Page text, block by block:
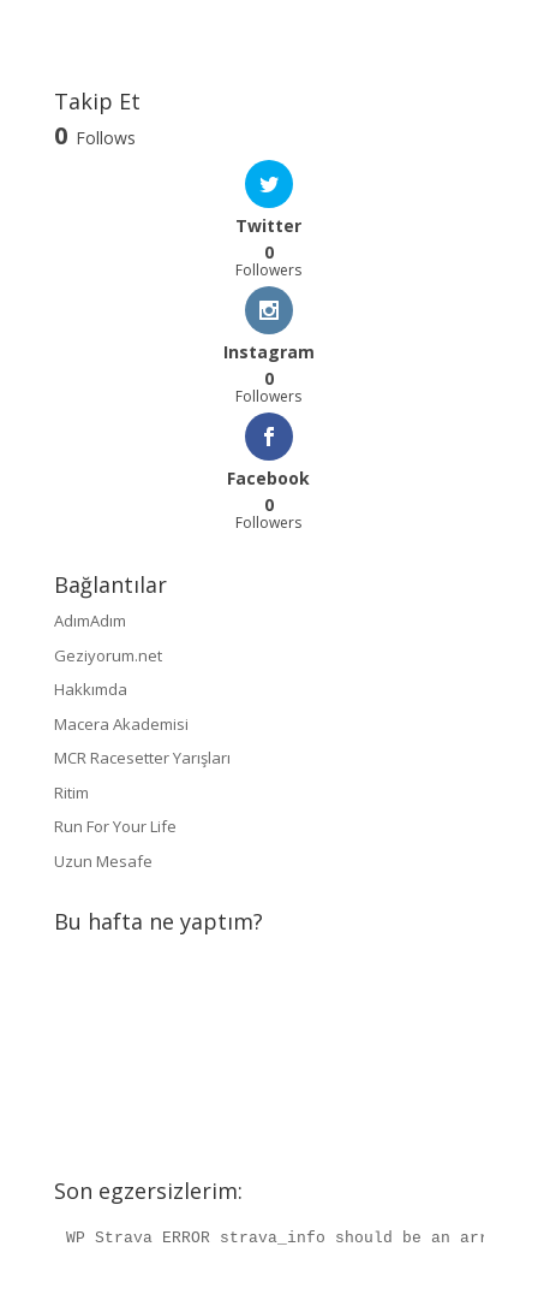
Takip Et
0 Follows
Twitter
0
Followers
Instagram
0
Followers
Facebook
0
Followers
Bağlantılar
AdımAdım
Geziyorum.net
Hakkımda
Macera Akademisi
MCR Racesetter Yarışları
Ritim
Run For Your Life
Uzun Mesafe
Bu hafta ne yaptım?
Son egzersizlerim:
WP Strava ERROR strava_info should be an